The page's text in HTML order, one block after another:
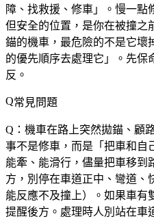
障、找救援、修車」。慢一點
但安全的位置，是你在被撞之
錨的機車，最危險的不是它壞
的優先順序去處理它」。先
反。
常見問題
Q：機車在路上突然拋錨、顧
事不是修車，而是「把車和自
能牽、能滑行，儘量把車移到
方，別停在車道正中、彎道、
能反應不及撞上）。如果車有
提醒後方。處理時人別站在車